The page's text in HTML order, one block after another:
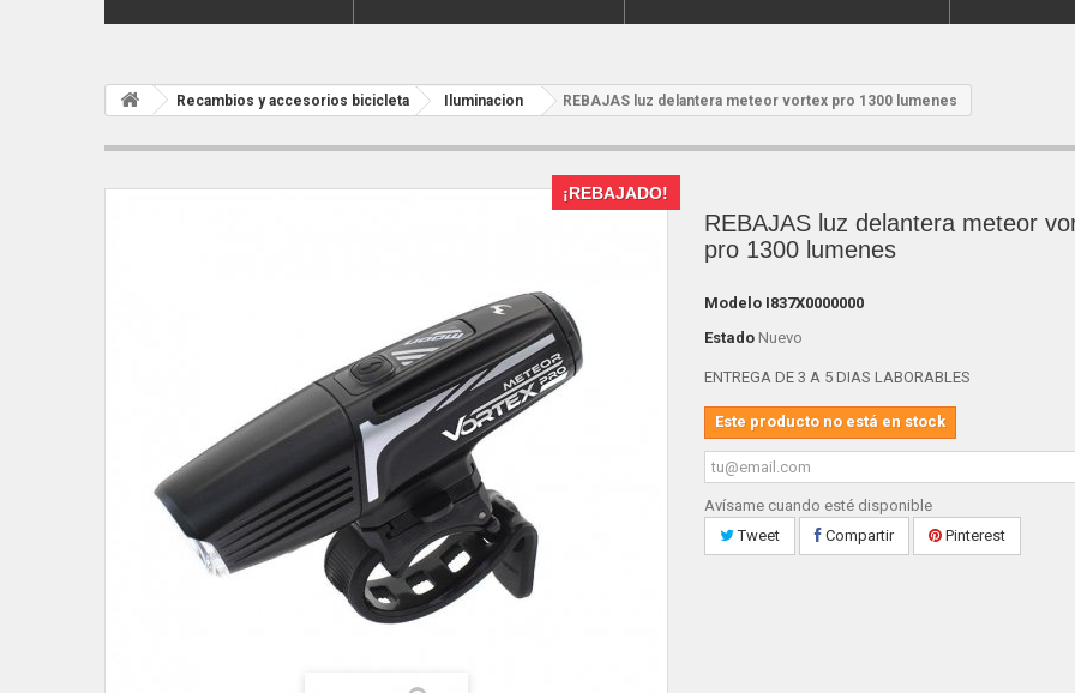
Recambios y accesorios bicicleta Iluminacion REBAJAS luz delantera meteor vortex pro 1300 lumenes
¡REBAJADO!
REBAJAS luz delantera meteor
pro 1300 lumenes
Modelo I837X0000000
Estado Nuevo
ENTREGA DE 3 A 5 DIAS LABORABLES
Este producto no está en stock
Avísame cuando esté disponible
Tweet
Compartir Pinterest